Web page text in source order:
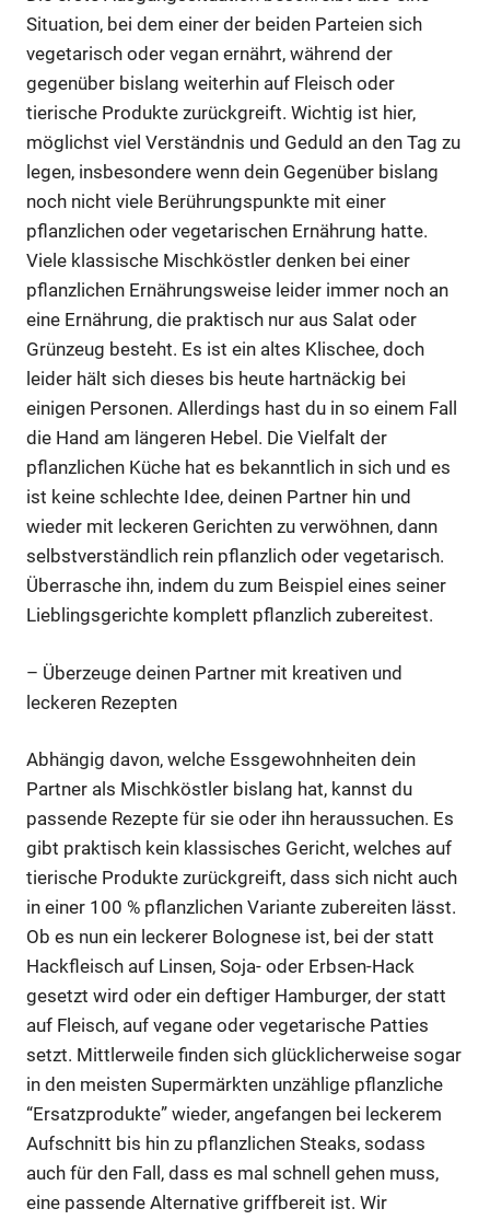
Situation, bei dem einer der beiden Parteien sich
vegetarisch oder vegan ernährt, während der
gegenüber bislang weiterhin auf Fleisch oder
tierische Produkte zurückgreift. Wichtig ist hier,
möglichst viel Verständnis und Geduld an den Tag zu
legen, insbesondere wenn dein Gegenüber bislang
noch nicht viele Berührungspunkte mit einer
pflanzlichen oder vegetarischen Ernährung hatte.
Viele klassische Mischköstler denken bei einer
pflanzlichen Ernährungsweise leider immer noch an
eine Ernährung, die praktisch nur aus Salat oder
Grünzeug besteht. Es ist ein altes Klischee, doch
leider hält sich dieses bis heute hartnäckig bei
einigen Personen. Allerdings hast du in so einem Fall
die Hand am längeren Hebel. Die Vielfalt der
pflanzlichen Küche hat es bekanntlich in sich und es
ist keine schlechte Idee, deinen Partner hin und
wieder mit leckeren Gerichten zu verwöhnen, dann
selbstverständlich rein pflanzlich oder vegetarisch.
Überrasche ihn, indem du zum Beispiel eines seiner
Lieblingsgerichte komplett pflanzlich zubereitest.
– Überzeuge deinen Partner mit kreativen und
leckeren Rezepten
Abhängig davon, welche Essgewohnheiten dein
Partner als Mischköstler bislang hat, kannst du
passende Rezepte für sie oder ihn heraussuchen. Es
gibt praktisch kein klassisches Gericht, welches auf
tierische Produkte zurückgreift, dass sich nicht auch
in einer 100 % pflanzlichen Variante zubereiten lässt.
Ob es nun ein leckerer Bolognese ist, bei der statt
Hackfleisch auf Linsen, Soja- oder Erbsen-Hack
gesetzt wird oder ein deftiger Hamburger, der statt
auf Fleisch, auf vegane oder vegetarische Patties
setzt. Mittlerweile finden sich glücklicherweise sogar
in den meisten Supermärkten unzählige pflanzliche
“Ersatzprodukte” wieder, angefangen bei leckerem
Aufschnitt bis hin zu pflanzlichen Steaks, sodass
auch für den Fall, dass es mal schnell gehen muss,
eine passende Alternative griffbereit ist. Wir